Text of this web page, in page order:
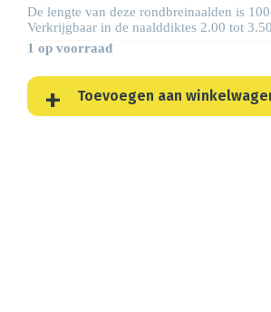
De lengte van deze rondbreinaalden is
Verkrijgbaar in de naalddiktes 2.00 tot
1 op voorraad
Toevoegen aan